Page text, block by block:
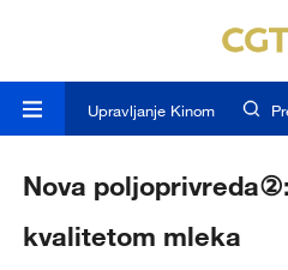
Upravljanje Kinom
Nova
kvalitetom mleka